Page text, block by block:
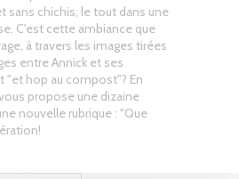
sans chichis, le tout dans une
C'est cette ambiance que
à travers les images tirées
entre Annick et ses
"et hop au compost"? En
propose une dizaine
nouvelle rubrique : "Que